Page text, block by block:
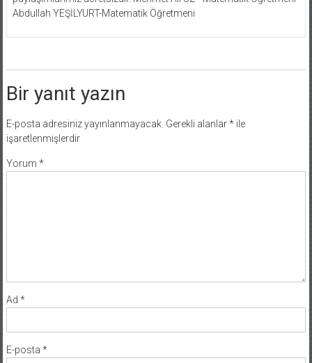
Abdullah YEŞİLYURT-Matematik Öğretmeni
Bir yanıt yazın
E-posta adresiniz yayınlanmayacak. Gerekli alanlar*ile
işaretlenmişlerdir
Yorum *
Ad *
E-posta *